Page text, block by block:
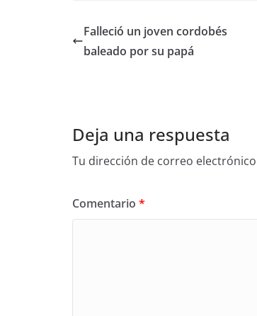
Falleció un joven cordobés
baleado por su papá
Deja una respuesta
Tu dirección de correo
Comentario *